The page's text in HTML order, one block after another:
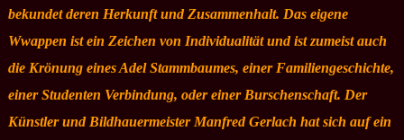
bekundet deren Herkunft und Zusammenhalt. Das eigene
Wwappen ist ein Zeichen von Individualität und ist zumeist auch
die Krönung eines Adel Stammbaumes, einer Familiengeschichte,
einer Studenten Verbindung, oder einer Burschenschaft. Der
Künstler und Bildhauermeister Manfred Gerlach hat sich auf ein